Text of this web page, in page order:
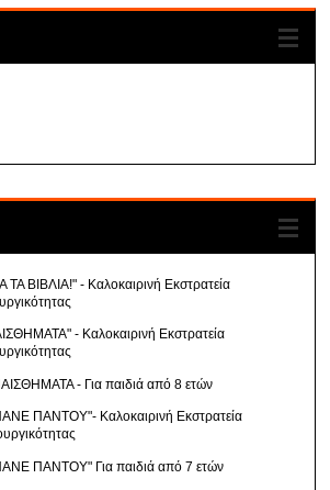
ΒΙΒΛΙΑ!" - Καλοκαιρινή Εκστρατεία
- Καλοκαιρινή Εκστρατεία
- Για παιδιά από 8 ετών
ΠΑΝΤΟΥ"- Καλοκαιρινή Εκστρατεία
ΠΑΝΤΟΥ" Για παιδιά από 7 ετών